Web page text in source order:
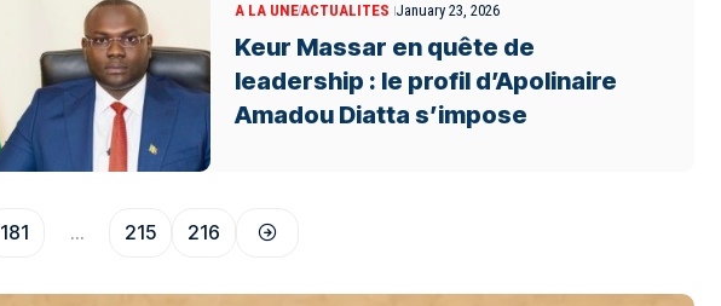
A LA UNEACTUALITES January 23, 2026
Keur Massar en quête de
leadership : le profil d’Apolinaire
Amadou Diatta s’impose
181 … 215 216